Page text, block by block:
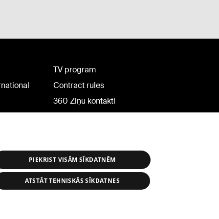
TV program
Contract rules
360 Ziņu kontakti
PIEKRIST VISĀM SĪKDATNĒM
ATSTĀT TEHNISKĀS SĪKDATNES